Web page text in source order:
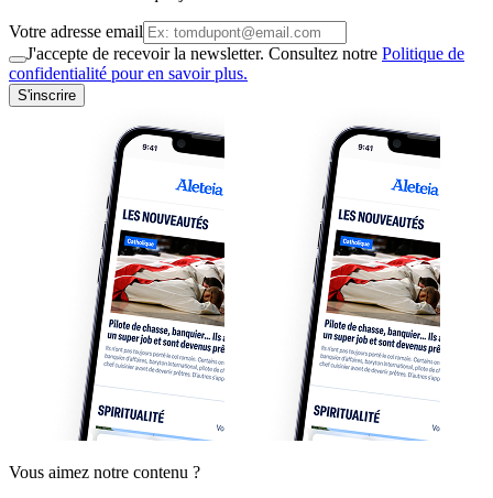
Votre adresse email
J'accepte de recevoir la newsletter. Consultez notre Politique de
confidentialité pour en savoir plus.
S'inscrire
Vous aimez notre contenu ?